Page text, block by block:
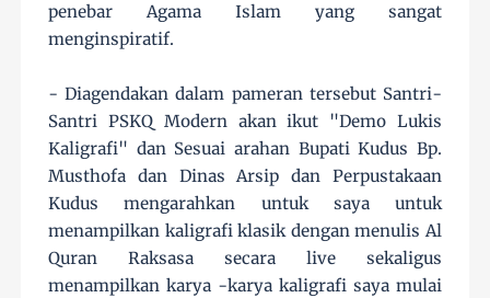
penebar Agama Islam yang sangat
menginspiratif.
- Diagendakan dalam pameran tersebut Santri-
Santri PSKQ Modern akan ikut "Demo Lukis
Kaligrafi" dan Sesuai arahan Bupati Kudus Bp.
Musthofa dan Dinas Arsip dan Perpustakaan
Kudus mengarahkan untuk saya untuk
menampilkan kaligrafi klasik dengan menulis Al
Quran Raksasa secara live sekaligus
menampilkan karya -karya kaligrafi saya mulai